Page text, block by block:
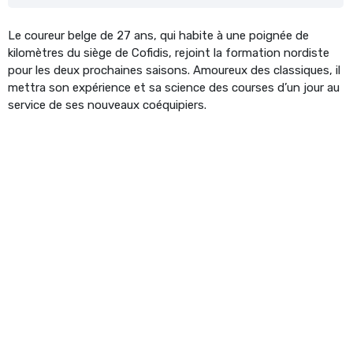
Le coureur belge de 27 ans, qui habite à une poignée de
kilomètres du siège de Cofidis, rejoint la formation nordiste
pour les deux prochaines saisons. Amoureux des classiques, il
mettra son expérience et sa science des courses d’un jour au
service de ses nouveaux coéquipiers.